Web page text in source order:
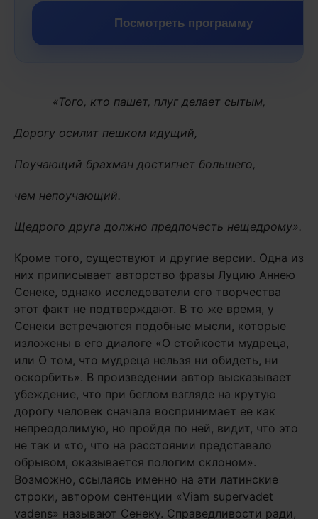
Посмотреть программу
«Того, кто пашет, плуг делает сытым,
Дорогу осилит пешком идущий,
Поучающий брахман достигнет большего,
чем непоучающий.
Щедрого друга должно предпочесть нещедрому».
Кроме того, существуют и другие версии. Одна из
них приписывает авторство фразы Луцию Аннею
Сенеке, однако исследователи его творчества
этот факт не подтверждают. В то же время, у
Сенеки встречаются подобные мысли, которые
изложены в его диалоге «О стойкости мудреца,
или О том, что мудреца нельзя ни обидеть, ни
оскорбить». В произведении автор высказывает
убеждение, что при беглом взгляде на крутую
дорогу человек сначала воспринимает ее как
непреодолимую, но пройдя по ней, видит, что это
не так и «то, что на расстоянии представало
обрывом, оказывается пологим склоном».
Возможно, ссылаясь именно на эти латинские
строки, автором сентенции «Viam supervadet
vadens» называют Сенеку. Справедливости ради,